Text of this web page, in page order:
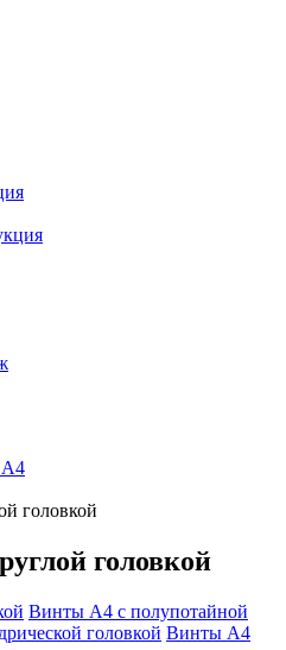
А4
головкой
головкой
Винты А4 с полупотайной
головкой Винты А4